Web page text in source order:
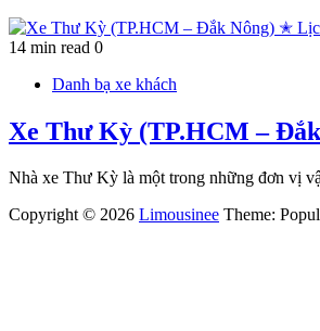
14 min read 0
Danh bạ xe khách
Xe Thư Kỳ (TP.HCM –
Nhà xe Thư Kỳ là một trong những đơn vị
Copyright © 2026 Limousinee Theme: